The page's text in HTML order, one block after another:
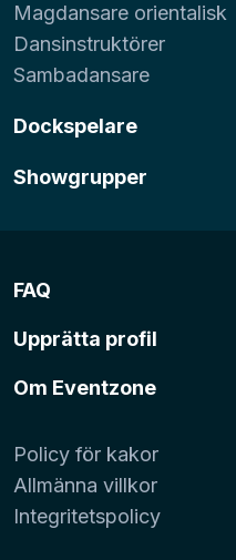
Magdansare orientalisk
Dansinstruktörer
Sambadansare
Dockspelare
Showgrupper
FAQ
Upprätta profil
Om Eventzone
Policy för kakor
Allmänna villkor
Integritetspolicy